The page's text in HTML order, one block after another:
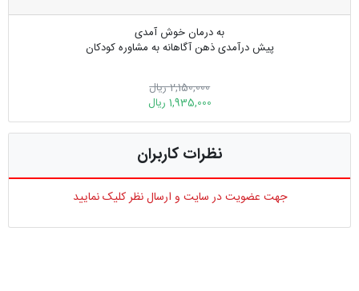
به درمان خوش آمدی
پیش درآمدی ذهن آگاهانه به مشاوره کودکان
2,150,000 ریال
1,935,000 ریال
نظرات کاربران
جهت عضویت در سایت و ارسال نظر کلیک نمایید